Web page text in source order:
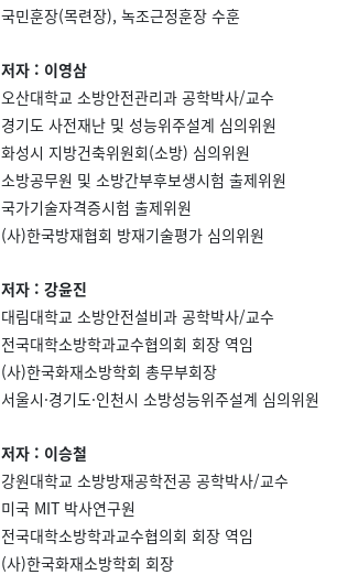
국민훈장(목련장), 녹조근정훈장 수훈
저자 : 이영삼
오산대학교 소방안전관리과 공학박사/교수
경기도 사전재난 및 성능위주설계 심의위원
화성시 지방건축위원회(소방) 심의위원
소방공무원 및 소방간부후보생시험 출제위원
국가기술자격증시험 출제위원
(사)한국방재협회 방재기술평가 심의위원
저자 : 강윤진
대림대학교 소방안전설비과 공학박사/교수
전국대학소방학과교수협의회 회장 역임
(사)한국화재소방학회 총무부회장
서울시·경기도·인천시 소방성능위주설계 심의위원
저자 : 이승철
강원대학교 소방방재공학전공 공학박사/교수
미국 MIT 박사연구원
전국대학소방학과교수협의회 회장 역임
(사)한국화재소방학회 회장